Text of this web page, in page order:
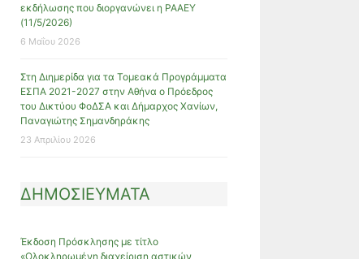
εκδήλωσης που διοργανώνει η ΡΑΑΕΥ
(11/5/2026)
6 Μαΐου 2026
Στη Διημερίδα για τα Τομεακά Προγράμματα
ΕΣΠΑ 2021-2027 στην Αθήνα ο Πρόεδρος
του Δικτύου ΦοΔΣΑ και Δήμαρχος Χανίων,
Παναγιώτης Σημανδηράκης
23 Απριλίου 2026
ΔΗΜΟΣΙΕΥΜΑΤΑ
Έκδοση Πρόσκλησης με τίτλο
«Ολοκληρωμένη διαχείριση αστικών